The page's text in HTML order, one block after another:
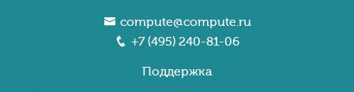
compute@compute.ru
+7 (495) 240-81-06
Поддержка